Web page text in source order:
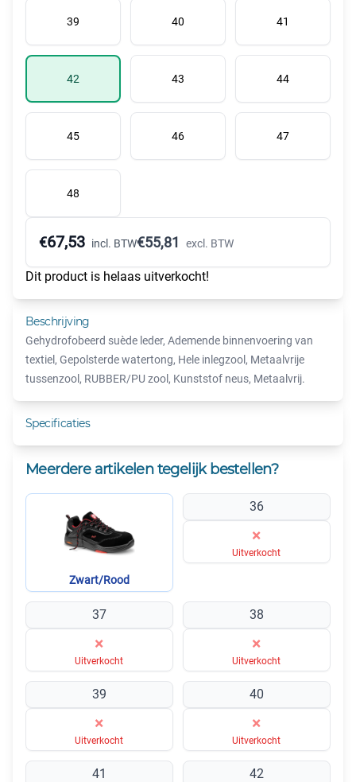
39 40 41
42 43 44
45 46 47
48
€67,53 incl. BTW€55,81 excl. BTW
Dit product is helaas uitverkocht!
Beschrijving
Gehydrofobeerd suède leder, Ademende binnenvoering van
textiel, Gepolsterde watertong, Hele inlegzool, Metaalvrije
tussenzool, RUBBER/PU zool, Kunststof neus, Metaalvrij.
Specificaties
Meerdere artikelen tegelijk bestellen?
Zwart/Rood
36
×
Uitverkocht
37
×
Uitverkocht
38
×
Uitverkocht
39
×
Uitverkocht
40
×
Uitverkocht
41 42